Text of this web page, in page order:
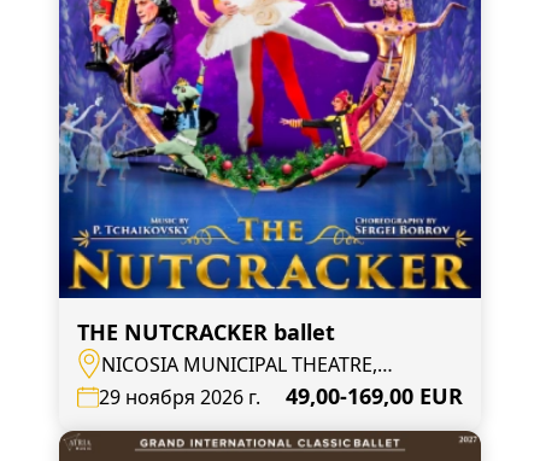
THE NUTCRACKER ballet
NICOSIA MUNICIPAL THEATRE,
Nicosia, Mouseiou Avenue 4
29 ноября 2026 г. 49,00-169,00 EUR